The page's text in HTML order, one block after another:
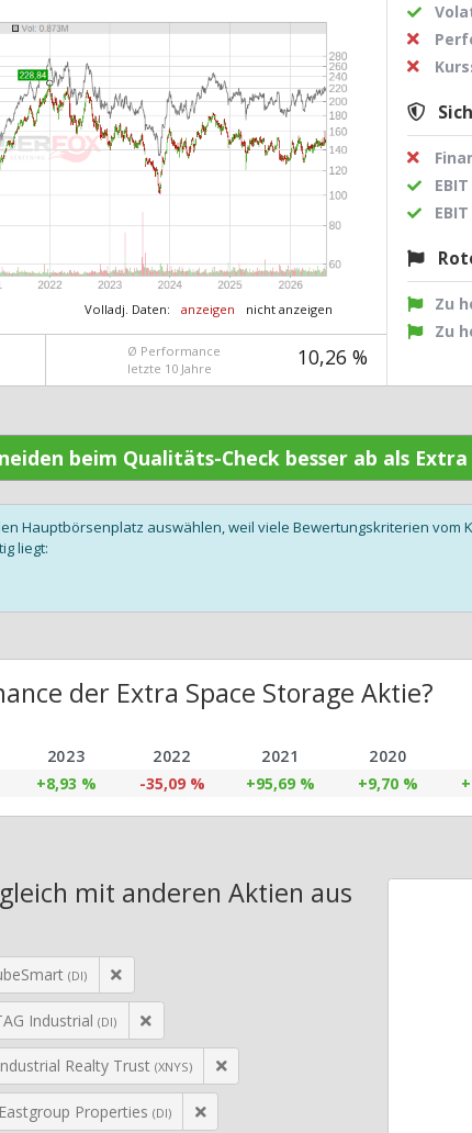
Zu
Zu
Volladj. Daten: anzeigen nicht anzeigen
Ø Performance
letzte 10 Jahre
10,26 %
beim Qualitäts-Check besser ab als
Hauptbörsenplatz auswählen, weil viele Bewertungskriterien vom
liegt:
der Extra Space Storage Aktie?
2023 2022 2021 2020
+8,93 % -35,09 % +95,69 % +9,70 %
mit anderen Aktien aus
(DI)
Industrial (DI)
Realty Trust (XNYS)
Eastgroup Properties (DI)